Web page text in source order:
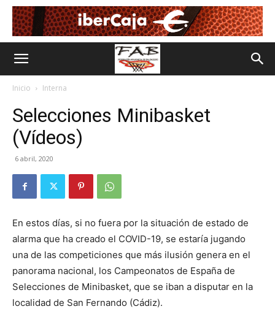
Inicio Interna
Selecciones Minibasket
(Vídeos)
6 abril, 2020
En estos días, si no fuera por la situación de estado de
alarma que ha creado el COVID-19, se estaría jugando
una de las competiciones que más ilusión genera en el
panorama nacional, los Campeonatos de España de
Selecciones de Minibasket, que se iban a disputar en la
localidad de San Fernando (Cádiz).